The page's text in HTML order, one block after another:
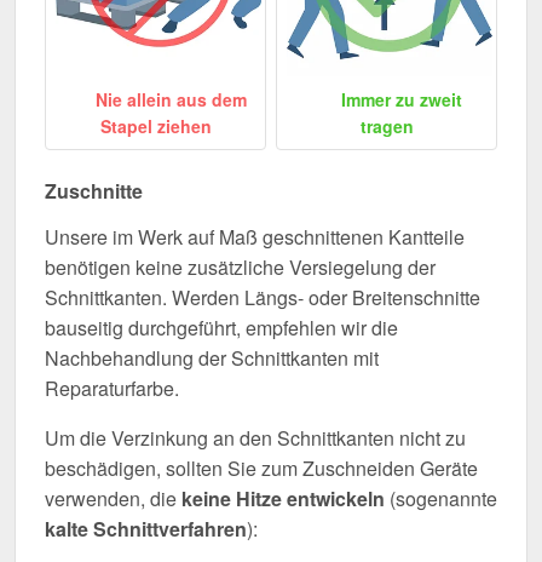
Nie allein aus dem
Stapel ziehen
Immer zu zweit
tragen
Zuschnitte
Unsere im Werk auf Maß geschnittenen Kantteile
benötigen keine zusätzliche Versiegelung der
Schnittkanten. Werden Längs- oder Breitenschnitte
bauseitig durchgeführt, empfehlen wir die
Nachbehandlung der Schnittkanten mit
Reparaturfarbe.
Um die Verzinkung an den Schnittkanten nicht zu
beschädigen, sollten Sie zum Zuschneiden Geräte
verwenden, die keine Hitze entwickeln (sogenannte
kalte Schnittverfahren):